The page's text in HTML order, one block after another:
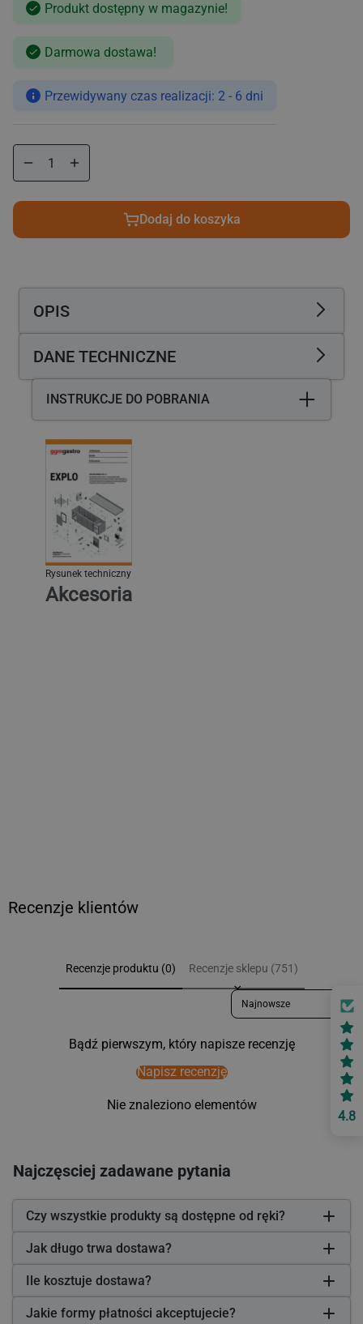
regularna
Produkt dostępny w magazynie!
Darmowa dostawa!
Przewidywany czas realizacji: 2 - 6 dni
Zmniejsz
ilość
dla
aluminiowo‑polipropylenowy
półek
przestawne
Nośność:
450kg
Zwiększ
ilość
dla
aluminiowo‑polipropylenowy
przestawne
-
Nośność:
450kg
Dodaj do koszyka
OPIS
DANE TECHNICZNE
INSTRUKCJE DO POBRANIA
Rysunek techniczny
Akcesoria
Recenzje klientów
Recenzje produktu (0) Recenzje sklepu (751)
Sort reviews by
Bądź pierwszym, który napisze recenzję
Napisz recenzję
Nie znaleziono elementów
Najczęsciej zadawane pytania
Czy wszystkie produkty są dostępne od ręki?
Jak długo trwa dostawa?
Ile kosztuje dostawa?
Jakie formy płatności akceptujecie?
4.8